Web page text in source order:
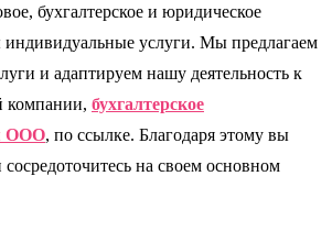
бухгалтерское и юридическое
услуги. Мы предлагаем
и адаптируем нашу деятельность к
компании, бухгалтерское
ООО, по ссылке. Благодаря этому вы
сосредоточитесь на своем основном